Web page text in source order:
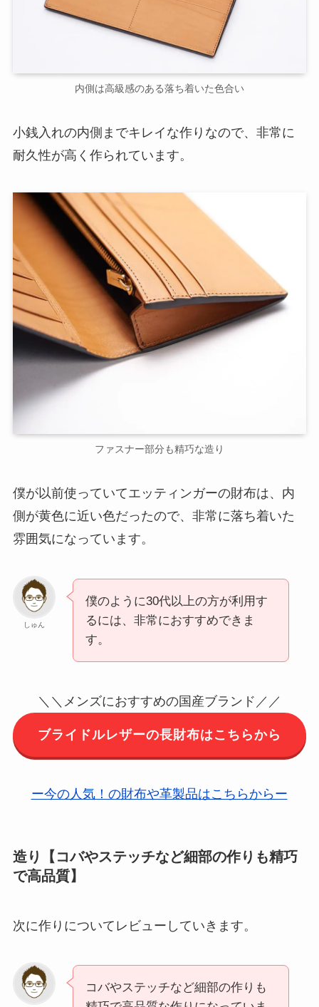
内側は高級感のある落ち着いた色合い
小銭入れの内側までキレイな作りなので、非常に
耐久性が高く作られています。
ファスナー部分も精巧な造り
僕が以前使っていてエッティンガーの財布は、内
側が黄色に近い色だったので、非常に落ち着いた
雰囲気になっています。
しゅん
僕のように30代以上の方が利用す
るには、非常におすすめできま
す。
＼＼メンズにおすすめの国産ブランド／／
ブライドルレザーの長財布はこちらから
ー今の人気！の財布や革製品はこちらからー
造り【コバやステッチなど細部の作りも精巧
で高品質】
次に作りについてレビューしていきます。
コバやステッチなど細部の作りも